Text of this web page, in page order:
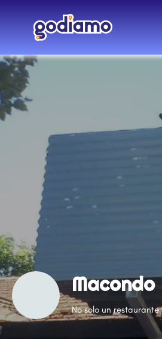
Macondo
No solo un